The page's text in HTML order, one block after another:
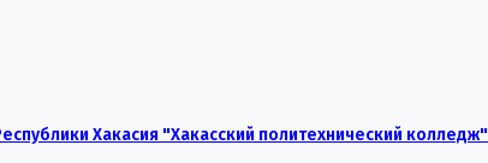
Хакасия "Хакасский политехнический колледж"